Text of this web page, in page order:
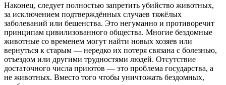
Наконец, следует полностью запретить убийство животных,
за исключением подтверждённых случаев тяжёлых
заболеваний или бешенства. Это негуманно и противоречит
принципам цивилизованного общества. Многие бездомные
животные со временем могут найти новых хозяев или
вернуться к старым — нередко их потеря связана с болезнью,
отъездом или другими трудностями людей. Отсутствие
достаточного числа приютов — это проблема государства, а
не животных. Вместо того чтобы уничтожать бездомных,